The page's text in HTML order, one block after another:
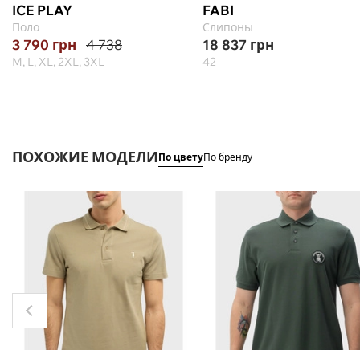
ICE PLAY
Поло
3 790 грн 4 738
M, L, XL, 2XL, 3XL
FABI
Слипоны
18 837 грн
42
ПОХОЖИЕ МОДЕЛИПо цветуПо бренду